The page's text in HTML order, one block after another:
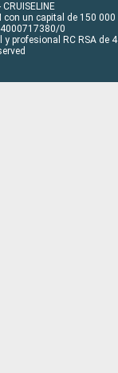
con un capital de 150 000
0
profesional RC RSA de